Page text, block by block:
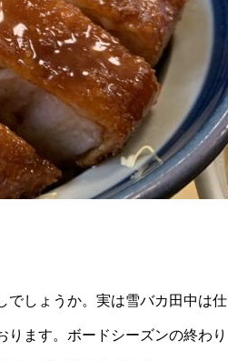
ちょっと人とこすれるのが
ツラいです。他、小ネタ集
その６７。
車に積んで快適に！スキ
ー・スノーボードキャリア
の選び方。
保護中: ナイターが素敵すぎ
る！北海道旭川市サンタプ
レゼントパーク
22-23シーズンもありがと
う！乗鞍岳バックカントリ
ーの旅
でしょうか。実は雪バカ田中は仕
ます。ボードシーズンの終わり